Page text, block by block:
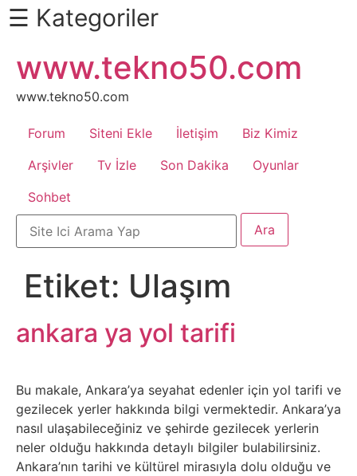
Daha
Fazlası
İçin
Kaydır
Android
Apk
Arabalar
Bankacılık
Bilgi
Bilgisayar
☰ Kategoriler
atla
www.tekno50.com
www.tekno50.com
Forum Siteni Ekle İletişim
Biz Kimiz
Arşivler
Tv İzle Son Dakika
Oyunlar
Sohbet
Etiket: Ulaşım
ankara ya yol tarifi
Bu makale, Ankara’ya seyahat edenler için yol tarifi ve
gezilecek yerler hakkında bilgi vermektedir. Ankara’ya
nasıl ulaşabileceğiniz ve şehirde gezilecek yerlerin
neler olduğu hakkında detaylı bilgiler bulabilirsiniz.
Ankara’nın tarihi ve kültürel mirasıyla dolu olduğu ve